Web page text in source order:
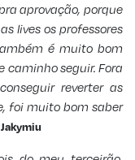
aprovação, porque
lives os professores
é muito bom
caminho seguir. Fora
reverter as
foi muito bom saber